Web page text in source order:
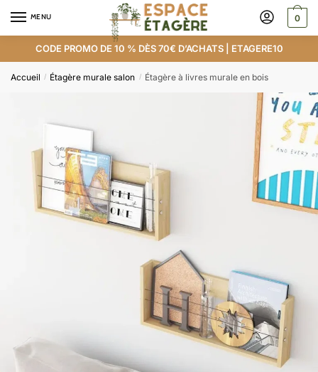
MENU 0
CODE PROMO DE 10 % DÈS 70€ D’ACHATS | ETAGERE10
Accueil / Étagère murale salon / Étagère à livres murale en bois